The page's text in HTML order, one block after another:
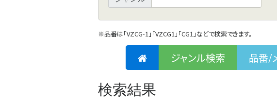
※品番は「VZCG-1」「VZCG1」「CG1」などで検索できます。
ジャンル検索 品番/
検索結果